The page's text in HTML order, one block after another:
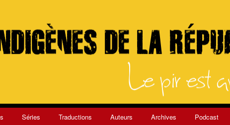
Séries Traductions Auteurs Archives Podcast